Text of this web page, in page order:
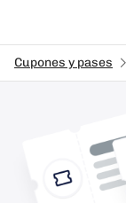
Cupones y pases